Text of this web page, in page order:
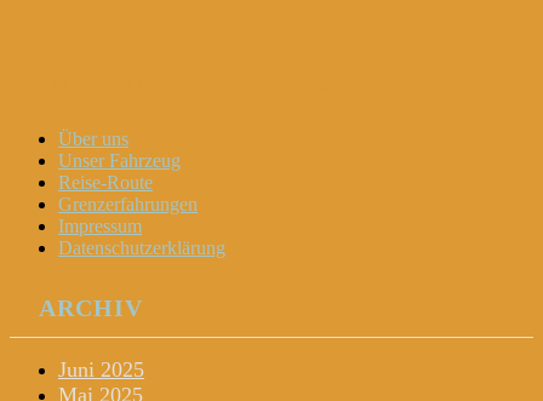
Menu
Widgets
Search
Skip
content
Über uns
Unser Fahrzeug
Reise-Route
Grenzerfahrungen
Impressum
Datenschutzerklärung
ARCHIV
Juni 2025
Mai 2025